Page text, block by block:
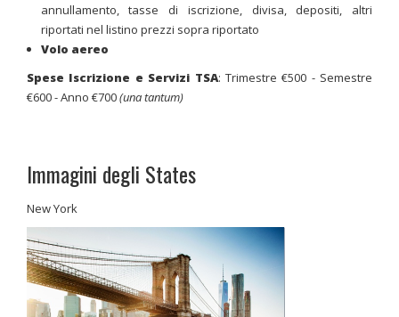
annullamento, tasse di iscrizione, divisa, depositi, altri
riportati nel listino prezzi sopra riportato
Volo aereo
Spese Iscrizione e Servizi TSA: Trimestre €500 - Semestre
€600 - Anno €700(una tantum)
Immagini degli States
New York